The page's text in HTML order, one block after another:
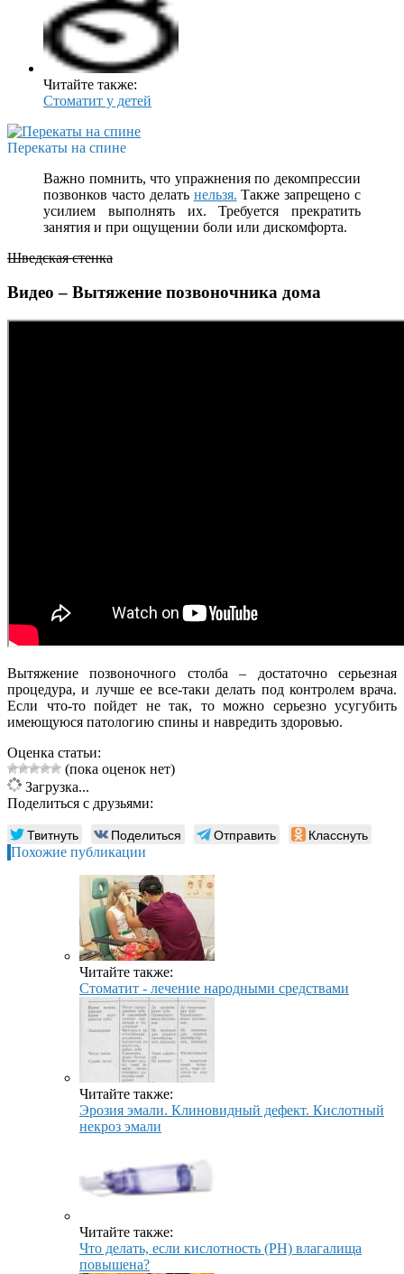
Читайте также:
Стоматит у детей
Перекаты на спине
Важно помнить, что упражнения по декомпрессии
позвонков часто делать нельзя. Также запрещено с
усилием выполнять их. Требуется прекратить
занятия и при ощущении боли или дискомфорта.
Шведская стенка
Видео – Вытяжение позвоночника дома
Вытяжение позвоночного столба – достаточно серьезная
процедура, и лучше ее все-таки делать под контролем врача.
Если что-то пойдет не так, то можно серьезно усугубить
имеющуюся патологию спины и навредить здоровью.
Оценка статьи:
(пока оценок нет)
Загрузка...
Поделиться с друзьями:
Твитнуть Поделиться Отправить Класснуть
Похожие публикации
Читайте также:
Стоматит - лечение народными средствами
Читайте также:
Эрозия эмали. Клиновидный дефект. Кислотный
некроз эмали
Читайте также:
Что делать, если кислотность (PH) влагалища
повышена?